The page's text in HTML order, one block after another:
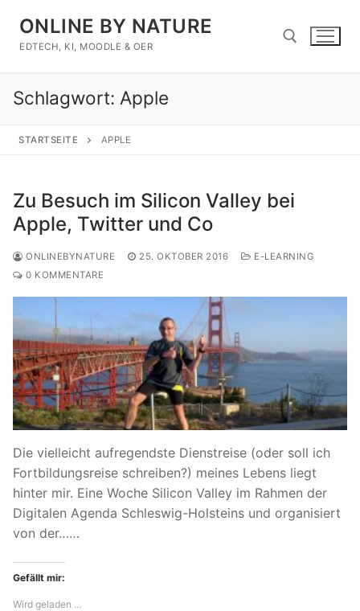
Inhalt
springen
ONLINE BY NATURE
EDTECH, KI, MOODLE & OER
Suchen nach:
Schlagwort: Apple
STARTSEITE APPLE
Zu Besuch im Silicon Valley bei
Apple, Twitter und Co
ONLINEBYNATURE 25. OKTOBER 2016
E-LEARNING
0 KOMMENTARE
Die vielleicht aufregendste Dienstreise (oder soll ich
Fortbildungsreise schreiben?) meines Lebens liegt
hinter mir. Eine Woche Silicon Valley im Rahmen der
Digitalen Agenda Schleswig-Holsteins und organisiert
von der……
Gefällt mir:
Wird geladen …